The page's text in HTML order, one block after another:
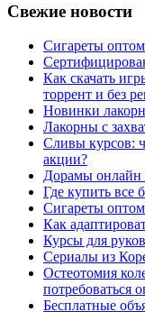
Свежие новости
Сигареты
Как скачать
торрент и без
Новинки
Лакорны с
Сливы курсов:
акции?
Дорамы онлайн
Где купить все
Сигареты
Как
Курсы для
Сериалы из
Остеотомия
потребоваться
Бесплатные